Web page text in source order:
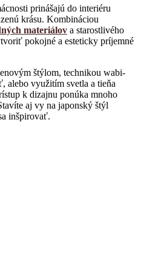
prinášajú do interiéru
krásu. Kombináciou
materiálov a starostlivého
pokojné a esteticky príjemné
štýlom, technikou wabi-
alebo využitím svetla a tieňa
k dizajnu ponúka mnoho
aj vy na japonský štýl
inšpirovať.